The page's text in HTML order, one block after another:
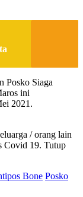
Posko Siaga
ini
2021.
/ orang lain
Covid 19. Tutup
Bone Posko